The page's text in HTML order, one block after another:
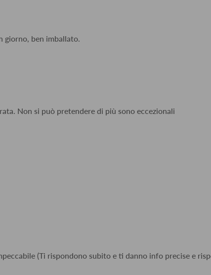
giorno, ben imballato.
Non si può pretendere di più sono eccezionali
(Ti rispondono subito e ti danno info precise e